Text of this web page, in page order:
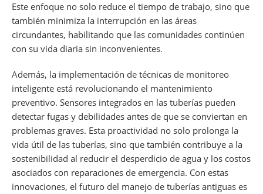
Este enfoque no solo reduce el tiempo de trabajo, sino que
también minimiza la interrupción en las áreas
circundantes, habilitando que las comunidades continúen
con su vida diaria sin inconvenientes.
Además, la implementación de técnicas de monitoreo
inteligente está revolucionando el mantenimiento
preventivo. Sensores integrados en las tuberías pueden
detectar fugas y debilidades antes de que se conviertan en
problemas graves. Esta proactividad no solo prolonga la
vida útil de las tuberías, sino que también contribuye a la
sostenibilidad al reducir el desperdicio de agua y los costos
asociados con reparaciones de emergencia. Con estas
innovaciones, el futuro del manejo de tuberías antiguas es